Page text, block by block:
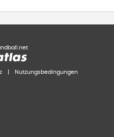
Nutzungsbedingungen